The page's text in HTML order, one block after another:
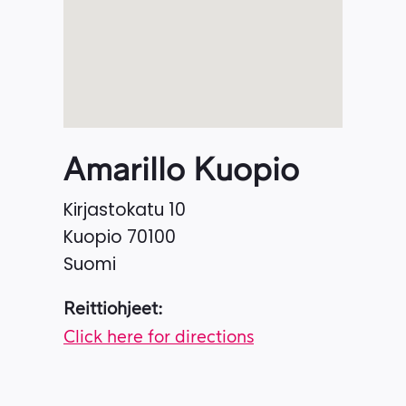
Amarillo Kuopio
Kirjastokatu 10
Kuopio 70100
Suomi
Reittiohjeet:
Click here for directions